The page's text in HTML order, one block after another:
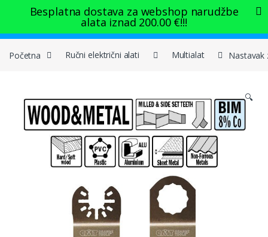
Skip to navigation
Skip to content
Početna Ručni električni alati Multialat Nastavak
🔍
Besplatna dostava za webshop narudžbe
alata iznad 200.00 €!!!